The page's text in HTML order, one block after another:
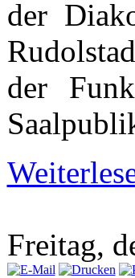
der
der
Freitag,